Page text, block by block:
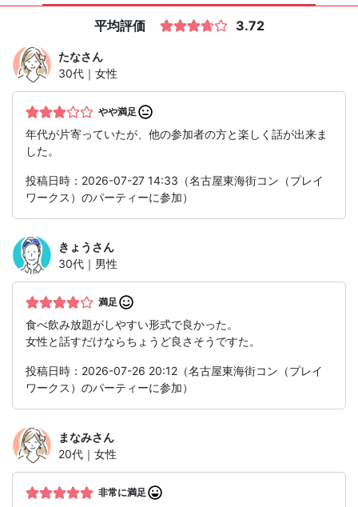
平均評価 3.72
たなさん
30代｜女性
やや満足
年代が片寄っていたが、他の参加者の方と楽しく話が出来ま
した。
投稿日時：2026-07-27 14:33（名古屋東海街コン（プレイ
ワークス）のパーティーに参加）
きょう さん
30代｜男性
満足
食べ飲み放題がしやすい形式で良かった。
女性と話すだけならちょうど良さそうですた。
投稿日時：2026-07-26 20:12（名古屋東海街コン（プレイ
ワークス）のパーティーに参加）
まなみさん
20代｜女性
非常に満足